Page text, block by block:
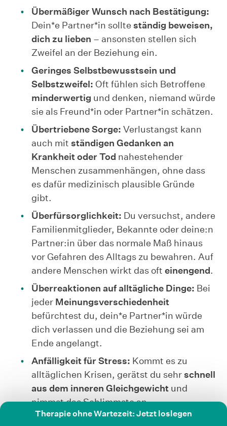
Übermäßiger Wunsch nach Bestätigung:
Dein*e Partner*in sollteständig beweisen,
dich zu lieben – ansonsten stellen sich
Zweifel an der Beziehung ein.
Geringes Selbstbewusstsein und
Selbstzweifel: Oft fühlen sich Betroffene
minderwertig und denken, niemand würde
sie als Freund*in oder Partner*in schätzen.
Übertriebene Sorge:Verlustangst kann
auch mitständigen Gedanken an
Krankheit oder Tod nahestehender
Menschen zusammenhängen, ohne dass
es dafür medizinisch plausible Gründe
gibt.
Überfürsorglichkeit: Du versuchst, andere
Familienmitglieder, Bekannte oder deine:n
Partner:in über das normale Maß hinaus
vor Gefahren des Alltags zu bewahren. Auf
andere Menschen wirkt das ofteinengend.
Überreaktionen auf alltägliche Dinge: Bei
jeder Meinungsverschiedenheit
befürchtest du, dein*e Partner*in würde
dich verlassen und die Beziehung sei am
Ende angelangt.
Anfälligkeit für Stress: Kommt es zu
alltäglichen Krisen, gerätst du sehrschnell
aus dem inneren Gleichgewicht und
nimmst das Schlimmste an.
Pessimismus: Du befürchtest, in jeder
Therapie ohne Wartezeit: Jetzt loslegen